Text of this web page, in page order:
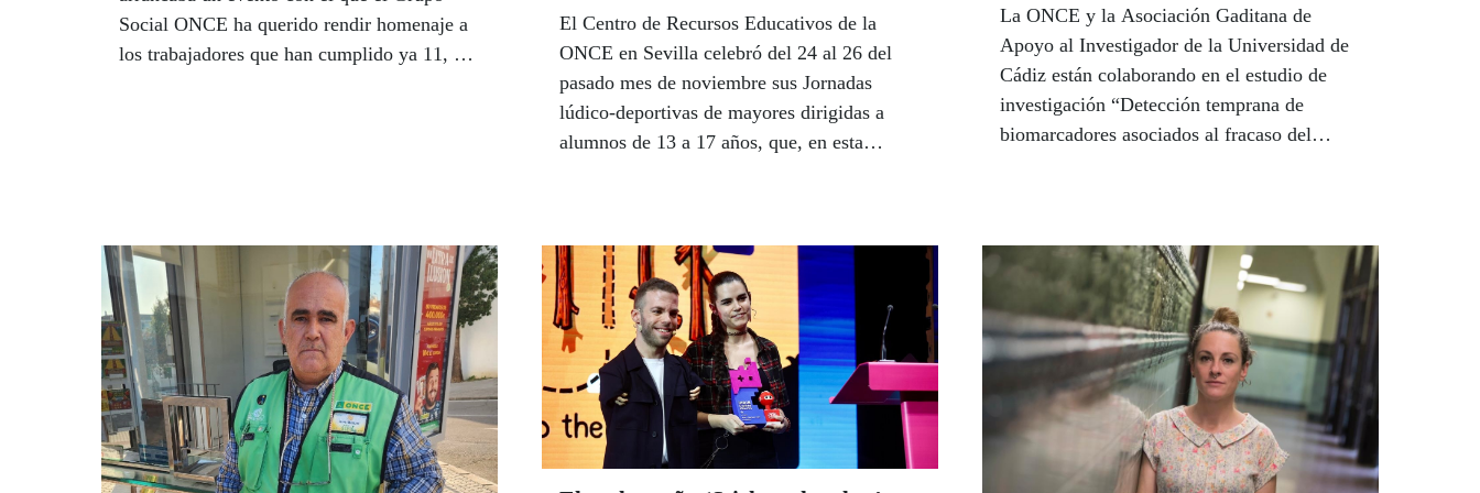
Social ONCE ha querido rendir homenaje a
los trabajadores que han cumplido ya 11, 22
esfuerzo.
El Centro de Recursos Educativos de la
ONCE en Sevilla celebró del 24 al 26 del
pasado mes de noviembre sus Jornadas
lúdico-deportivas de mayores dirigidas a
alumnos de 13 a 17 años, que, en esta
jornada de convivencia de atención temprana
bajo el lema ‘Merendamos y el cuerpo
meneamos’.
La ONCE y la Asociación Gaditana de
Apoyo al Investigador de la Universidad de
Cádiz están colaborando en el estudio de
investigación “Detección temprana de
biomarcadores asociados al fracaso del
Arturo Prada Oliveira. También con un
equipo multidisciplinar del Hospital
Universitario Virgen Macarena de Sevilla,
integrado por especialistas de los Servicios
de Oftalmología, Ginecología y Bioquímica
Clínica, colabora la ONCE en el proyecto de
investigación ‘Evaluación de las propiedades
de las células madre amnióticas